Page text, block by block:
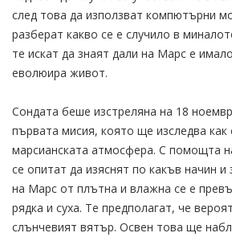
след това да използват компютърни
разберат какво се е случило в
те искат да знаят дали на Марс е
еволюира живот.
Сондата беше изстреляна на 18
първата мисия, която ще изследва как
марсианската атмосфера. С помощта
се опитат да изяснят по какъв начин
на Марс от плътна и влажна се е
рядка и суха. Те предполагат, че
слънчевият вятър. Освен това ще